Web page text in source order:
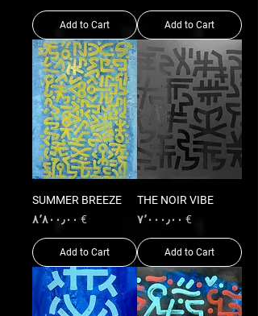
Add to Cart
Add to Cart
THE NOIR VIBE
Price
€ ۷٬۰۰۰٫۰۰
Add to Cart
SUMMER BREEZE
Price
€ ۸٬۸۰۰٫۰۰
Add to Cart